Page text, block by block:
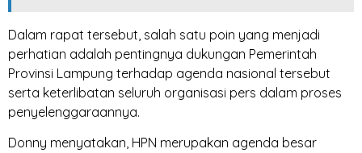
Dalam rapat tersebut, salah satu poin yang menjadi
perhatian adalah pentingnya dukungan Pemerintah
Provinsi Lampung terhadap agenda nasional tersebut
serta keterlibatan seluruh organisasi pers dalam proses
penyelenggaraannya.
Donny menyatakan, HPN merupakan agenda besar